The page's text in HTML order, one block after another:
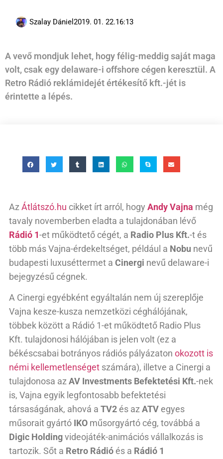
Szalay Dániel 2019. 01. 22.16:13
A vevő mondjuk lehet, hogy félig-meddig saját maga
volt, csak egy delaware-i offshore cégen keresztül. A
Retro Rádió reklámidejét értékesítő kft.-jét is
érintette a lépés.
Az Átlátszó.hu cikket írt arról, hogy Andy Vajna még
tavaly novemberben eladta a tulajdonában lévő
Rádió 1-et működtető cégét, a Radio Plus Kft.-t és
több más Vajna-érdekeltséget, például a Nobu nevű
budapesti luxuséttermet a Cinergi nevű delaware-i
bejegyzésű cégnek.
A Cinergi egyébként egyáltalán nem új szereplője
Vajna kesze-kusza nemzetközi céghálójának,
többek között a Rádió 1-et működtető Radio Plus
Kft. tulajdonosi hálójában is jelen volt (ez a
békéscsabai botrányos rádiós pályázaton okozott is
némi kellemetlenséget számára), illetve a Cinergi a
tulajdonosa azAV Investments Befektetési Kft.-nek
is, Vajna egyik legfontosabb befektetési
társaságának, ahová a TV2 és azATV egyes
műsorait gyártó IKO műsorgyártó cég, továbbá a
Digic Holdingvideojáték-animációs vállalkozás is
tartozik. Sőt a Retro Rádió és a Rádió 1